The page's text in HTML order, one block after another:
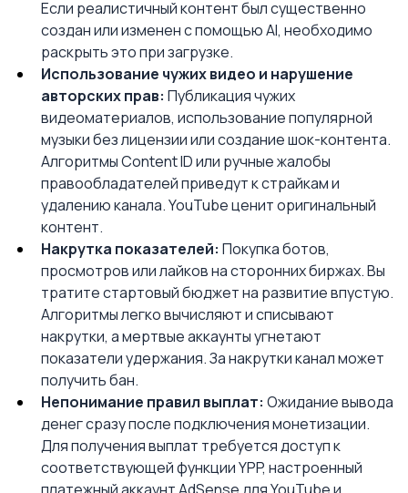
Если реалистичный контент был существенно
создан или изменен с помощью AI, необходимо
раскрыть это при загрузке.
Использование чужих видео и нарушение
авторских прав: Публикация чужих
видеоматериалов, использование популярной
музыки без лицензии или создание шок-контента.
Алгоритмы Content ID или ручные жалобы
правообладателей приведут к страйкам и
удалению канала. YouTube ценит оригинальный
контент.
Накрутка показателей: Покупка ботов,
просмотров или лайков на сторонних биржах. Вы
тратите стартовый бюджет на развитие впустую.
Алгоритмы легко вычисляют и списывают
накрутки, а мертвые аккаунты угнетают
показатели удержания. За накрутки канал может
получить бан.
Непонимание правил выплат: Ожидание вывода
денег сразу после подключения монетизации.
Для получения выплат требуется доступ к
соответствующей функции YPP, настроенный